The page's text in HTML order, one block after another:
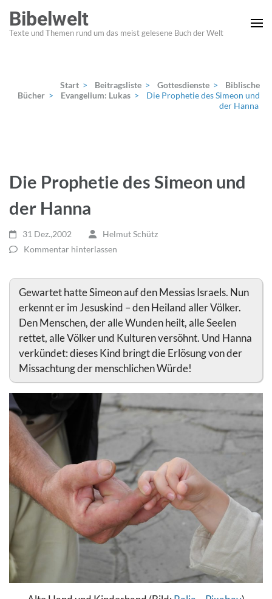
Inhalt
springen
Bibelwelt
Texte und Themen rund um das meist gelesene Buch der Welt
Start > Beitragsliste > Gottesdienste >
Biblische
Bücher > Evangelium: Lukas >
Die Prophetie des Simeon und
der Hanna
Die Prophetie des Simeon und
der Hanna
31 Dez.,2002
Helmut Schütz
Kommentar hinterlassen
Gewartet hatte Simeon auf den Messias Israels. Nun
erkennt er im Jesuskind – den Heiland aller Völker.
Den Menschen, der alle Wunden heilt, alle Seelen
rettet, alle Völker und Kulturen versöhnt. Und Hanna
verkündet: dieses Kind bringt die Erlösung von der
Missachtung der menschlichen Würde!